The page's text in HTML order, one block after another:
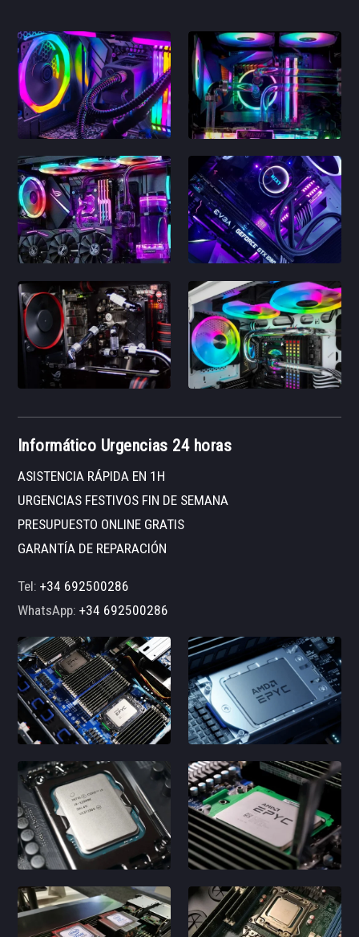
Informático Urgencias 24 horas
ASISTENCIA RÁPIDA EN 1H
URGENCIAS FESTIVOS FIN DE SEMANA
PRESUPUESTO ONLINE GRATIS
GARANTÍA DE REPARACIÓN
Tel:+34 692500286
WhatsApp:+34 692500286